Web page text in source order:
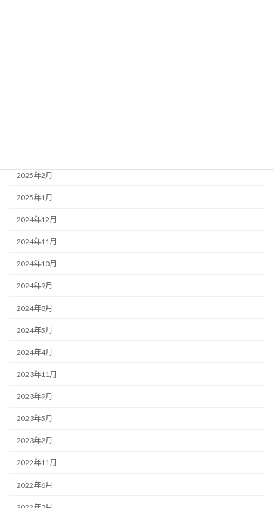
2025年2月
2025年1月
2024年12月
2024年11月
2024年10月
2024年9月
2024年8月
2024年5月
2024年4月
2023年11月
2023年9月
2023年5月
2023年2月
2022年11月
2022年6月